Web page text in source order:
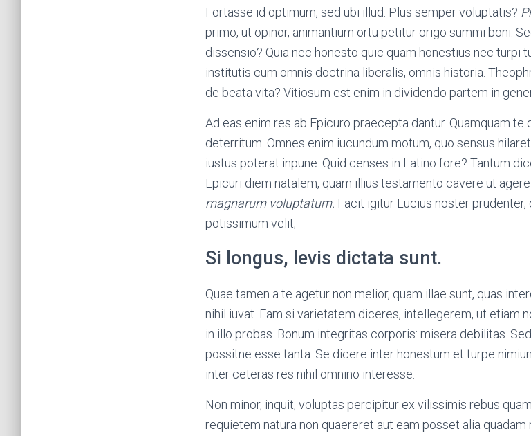
Fortasse id optimum, sed ubi illud: Plus semper voluptatis?
primo, ut opinor, animantium ortu petitur origo summi boni.
dissensio? Quia nec honesto quic quam honestius nec turpi
institutis cum omnis doctrina liberalis, omnis historia.
de beata vita? Vitiosum est enim in dividendo partem in
Ad eas enim res ab Epicuro praecepta dantur. Quamquam
deterritum. Omnes enim iucundum motum, quo sensus
iustus poterat inpune. Quid censes in Latino fore? Tantum
Epicuri diem natalem, quam illius testamento cavere ut
magnarum voluptatum. Facit igitur Lucius noster prudenter,
potissimum velit;
Si longus, levis dictata sunt.
Quae tamen a te agetur non melior, quam illae sunt, quas
nihil iuvat. Eam si varietatem diceres, intellegerem, ut etiam
in illo probas. Bonum integritas corporis: misera debilitas.
possitne esse tanta. Se dicere inter honestum et turpe
inter ceteras res nihil omnino interesse.
Non minor, inquit, voluptas percipitur ex vilissimis rebus
requietem natura non quaereret aut eam posset alia quadam